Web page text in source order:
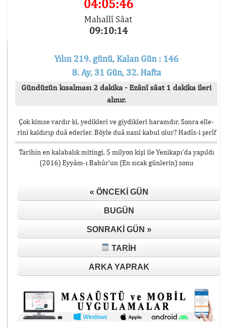
04:05:45
Mahallî Sâat
09:10:15
Yılın 219. günü, Kalan Gün : 146
8. Ay, 31 Gün, 32. Hafta
Gündüzün kısalması 2 dakika - Ezânî sâat 1 dakika ileri
alınır.
Çok kimse vardır ki, yedikleri ve giydikleri haramdır. Sonra elle-
rini kaldırıp duâ ederler. Böyle duâ nasıl kabul olur? Hadîs-i şerîf
Tarihin en kalabalık mitingi, 5 milyon kişi ile Yenikapı’da yapıldı
(2016) Eyyâm-ı Bahûr’un (En sıcak günlerin) sonu
« ÖNCEKI GÜN
BUGÜN
SONRAKI GÜN »
TARIH
ARKA YAPRAK